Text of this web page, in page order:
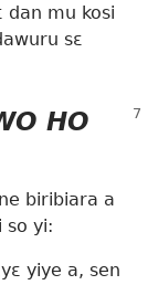
dan mu kosi
sɛ
HO
biribiara a
so yi:
yiye a, sen